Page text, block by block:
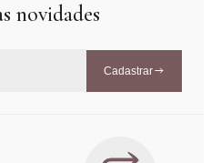
novidades
Cadastrar